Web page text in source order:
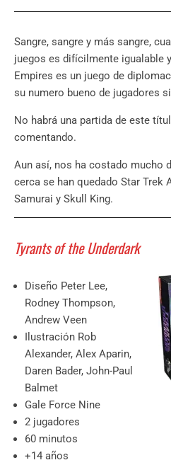
Sangre, sangre y más sangre,
juegos es difícilmente igualable
Empires es un juego de
su numero bueno de jugadores
No habrá una partida de este
comentando.
Aun así, nos ha costado mucho
cerca se han quedado Star Trek
Samurai y Skull King.
Tyrants of the Underdark
Diseño Peter Lee,
Rodney Thompson,
Andrew Veen
Ilustración Rob
Alexander, Alex Aparin,
Daren Bader, John-Paul
Balmet
Gale Force Nine
2 jugadores
60 minutos
+14 años